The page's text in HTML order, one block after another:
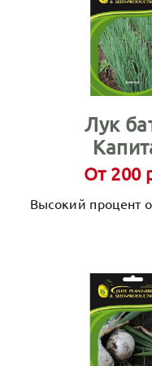
Лук
От 200
Высокий процент